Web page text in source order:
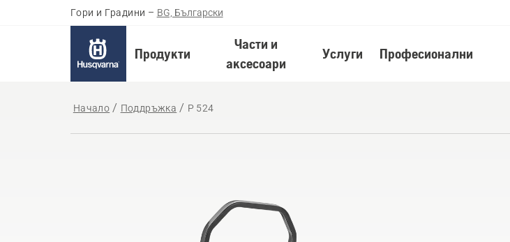
Гори и Градини – BG, Български
Продукти
Части и
аксесоари
Услуги Професионални
Начало Поддръжка P 524